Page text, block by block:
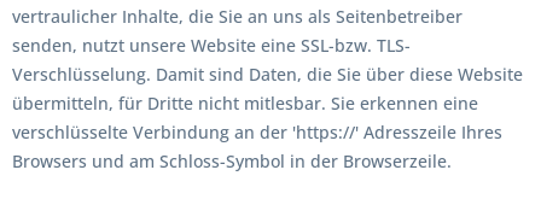
vertraulicher Inhalte, die Sie an uns als Seitenbetreiber
senden, nutzt unsere Website eine SSL-bzw. TLS-
Verschlüsselung. Damit sind Daten, die Sie über diese Website
übermitteln, für Dritte nicht mitlesbar. Sie erkennen eine
verschlüsselte Verbindung an der 'https://' Adresszeile Ihres
Browsers und am Schloss-Symbol in der Browserzeile.